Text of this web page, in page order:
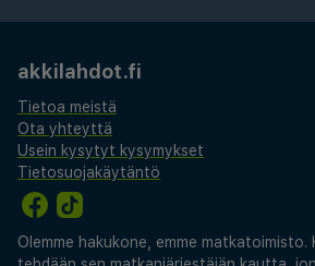
akkilahdot.fi
Tietoa meistä
Ota yhteyttä
Usein kysytyt kysymykset
Tietosuojakäytäntö
Olemme hakukone, emme matkatoimisto.